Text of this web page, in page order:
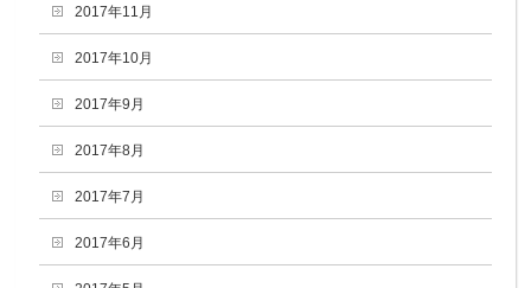
2017年11月
2017年10月
2017年9月
2017年8月
2017年7月
2017年6月